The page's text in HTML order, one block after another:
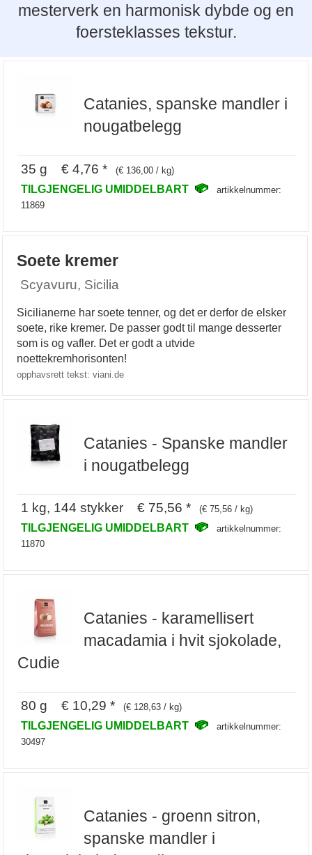
mesterverk en harmonisk dybde og en
foersteklasses tekstur.
Catanies, spanske mandler i
nougatbelegg
35 g € 4,76 * (€ 136,00 / kg)
TILGJENGELIG UMIDDELBART
artikkelnummer:
11869
Soete kremer
Scyavuru, Sicilia
Sicilianerne har soete tenner, og det er derfor de elsker
soete, rike kremer. De passer godt til mange desserter
som is og vafler. Det er godt a utvide
noettekremhorisonten!
opphavsrett tekst: viani.de
Catanies - Spanske mandler
i nougatbelegg
1 kg, 144 stykker € 75,56 * (€ 75,56 / kg)
TILGJENGELIG UMIDDELBART
artikkelnummer:
11870
Catanies - karamellisert
macadamia i hvit sjokolade,
Cudie
80 g € 10,29 * (€ 128,63 / kg)
TILGJENGELIG UMIDDELBART
artikkelnummer:
30497
Catanies - groenn sitron,
spanske mandler i